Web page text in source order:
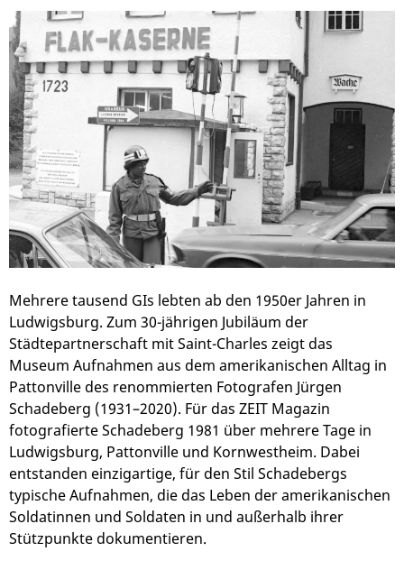
Mehrere tausend GIs lebten ab den 1950er Jahren in
Ludwigsburg. Zum 30-jährigen Jubiläum der
Städtepartnerschaft mit Saint-Charles zeigt das
Museum Aufnahmen aus dem amerikanischen Alltag in
Pattonville des renommierten Fotografen Jürgen
Schadeberg (1931–2020). Für das ZEIT Magazin
fotografierte Schadeberg 1981 über mehrere Tage in
Ludwigsburg, Pattonville und Kornwestheim. Dabei
entstanden einzigartige, für den Stil Schadebergs
typische Aufnahmen, die das Leben der amerikanischen
Soldatinnen und Soldaten in und außerhalb ihrer
Stützpunkte dokumentieren.